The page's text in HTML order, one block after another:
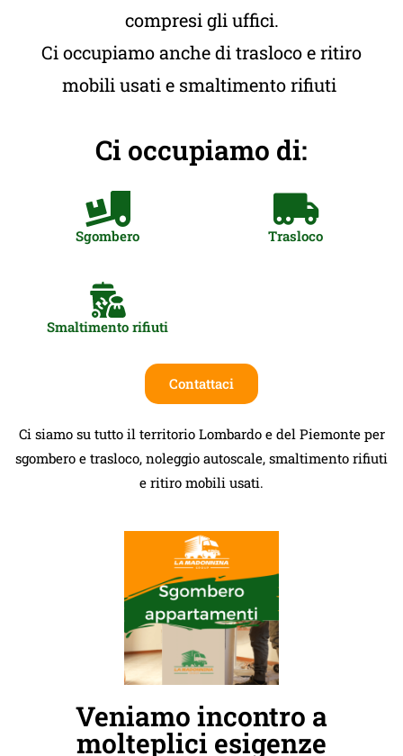
compresi gli uffici.
Ci occupiamo anche di trasloco e ritiro
mobili usati e smaltimento rifiuti
Ci occupiamo di:
Sgombero Trasloco
Smaltimento rifiuti
Contattaci
Ci siamo su tutto il territorio Lombardo e del Piemonte per
sgombero e trasloco, noleggio autoscale, smaltimento rifiuti
e ritiro mobili usati.
Veniamo incontro a
molteplici esigenze